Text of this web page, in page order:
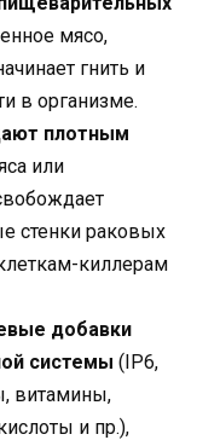
мясо,
гнить и
в организме.
плотным
или
стенки раковых
киллерам
добавки
системы (IP6,
витамины,
и пр.),